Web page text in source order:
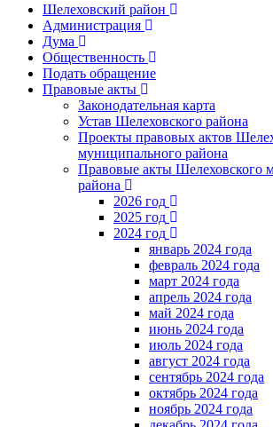
Шелеховский район
Администрация
Дума
Общественность
Подать обращение
Правовые акты
Законодательная карта
Устав Шелеховского района
Проекты правовых актов
муниципального района
Правовые акты Шелеховского
района
2026 год
2025 год
2024 год
январь 2024 года
февраль 2024 года
март 2024 года
апрель 2024 года
май 2024 года
июнь 2024 года
июль 2024 года
август 2024 года
сентябрь 2024 года
октябрь 2024 года
ноябрь 2024 года